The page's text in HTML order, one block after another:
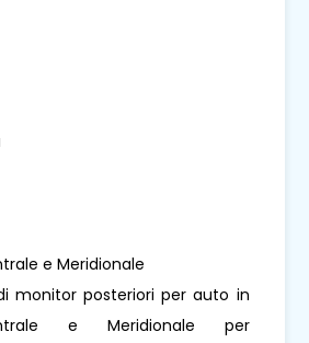
e Meridionale
monitor posteriori per auto in
e Meridionale per